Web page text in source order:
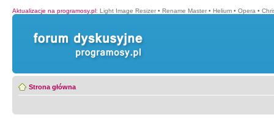
Aktualizacje na programosy.pl: Light Image Resizer • Rename Master • Helium • Opera •
Strona główna